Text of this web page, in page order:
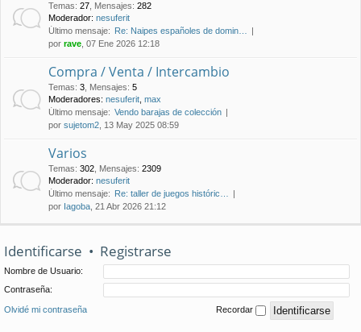
Temas: 27 Mensajes: 282
Moderador: nesuferit
Último mensaje: Re: Naipes españoles de domin…
por rave , 07 Ene 2026 12:18
Compra / Venta / Intercambio
Temas: 3 Mensajes: 5
Moderadores: nesuferit max
Último mensaje: Vendo barajas de colección
por sujetom2 , 13 May 2025 08:59
Varios
Temas: 302 Mensajes: 2309
Moderador: nesuferit
Último mensaje: Re: taller de juegos históric…
por Iagoba , 21 Abr 2026 21:12
Identificarse • Registrarse
Nombre de Usuario:
Contraseña:
Olvidé mi contraseña Recordar